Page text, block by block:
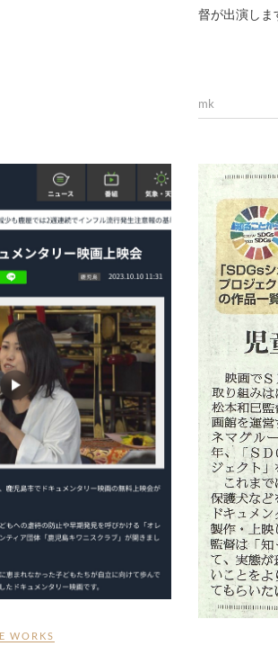
督が出演しま
mk
WORKS